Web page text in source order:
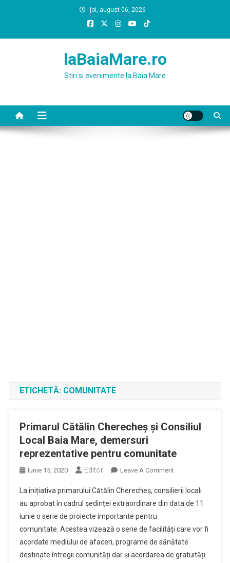
joi, august 06, 2026
laBaiaMare.ro
Stiri si evenimente la Baia Mare
ETICHETĂ: COMUNITATE
Primarul Cătălin Cherecheș și Consiliul
Local Baia Mare, demersuri
reprezentative pentru comunitate
Iunie 15, 2020 Editor Leave A CommentOn
Cătălin
Cherecheș
Consiliul
Local
Baia
La inițiativa primarului Cătălin Cherecheș, consilierii locali
au aprobat în cadrul ședinței extraordinare din data de 11
iunie o serie de proiecte importante pentru
comunitate. Acestea vizează o serie de facilități care vor fi
acordate mediului de afaceri, programe de sănătate
destinate întregii comunități dar și acordarea de gratuități